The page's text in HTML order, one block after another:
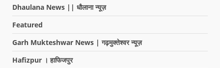
Dhaulana News || धौलाना न्यूज़
Featured
Garh Mukteshwar News | गढ़मुक्तेश्वर न्यूज़
Hafizpur । हाफिजपुर